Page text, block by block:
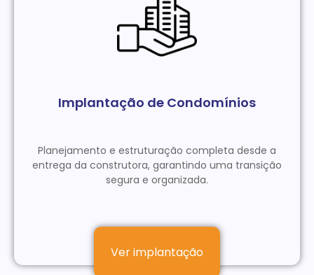
Implantação de Condomínios
Planejamento e estruturação completa desde a
entrega da construtora, garantindo uma transição
segura e organizada.
Ver implantação